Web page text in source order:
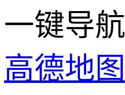
一键导航
高德地图